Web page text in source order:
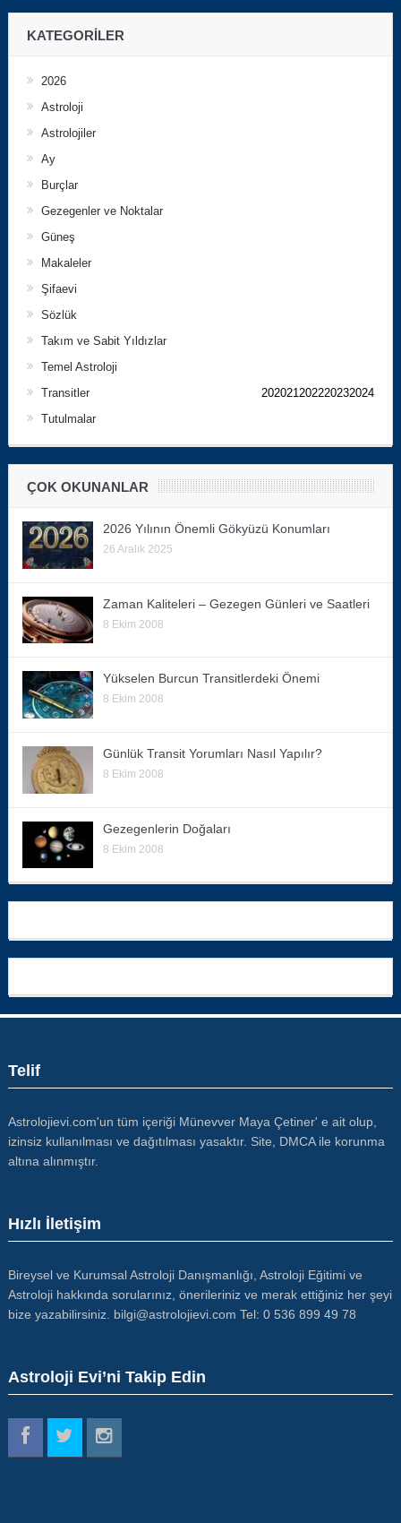
KATEGORILER
2026
Astroloji
Astrolojiler
Ay
Burçlar
Gezegenler ve Noktalar
Güneş
Makaleler
Şifaevi
Sözlük
Takım ve Sabit Yıldızlar
Temel Astroloji
Transitler
202021202220232024
Tutulmalar
ÇOK OKUNANLAR
2026 Yılının Önemli Gökyüzü Konumları
26 Aralık 2025
Zaman Kaliteleri – Gezegen Günleri ve Saatleri
8 Ekim 2008
Yükselen Burcun Transitlerdeki Önemi
8 Ekim 2008
Günlük Transit Yorumları Nasıl Yapılır?
8 Ekim 2008
Gezegenlerin Doğaları
8 Ekim 2008
Telif
Astrolojievi.com'un tüm içeriği Münevver Maya Çetiner' e ait olup,
izinsiz kullanılması ve dağıtılması yasaktır. Site, DMCA ile korunma
altına alınmıştır.
Hızlı İletişim
Bireysel ve Kurumsal Astroloji Danışmanlığı, Astroloji Eğitimi ve
Astroloji hakkında sorularınız, önerileriniz ve merak ettiğiniz her şeyi
bize yazabilirsiniz. bilgi@astrolojievi.com Tel: 0 536 899 49 78
Astroloji Evi’ni Takip Edin